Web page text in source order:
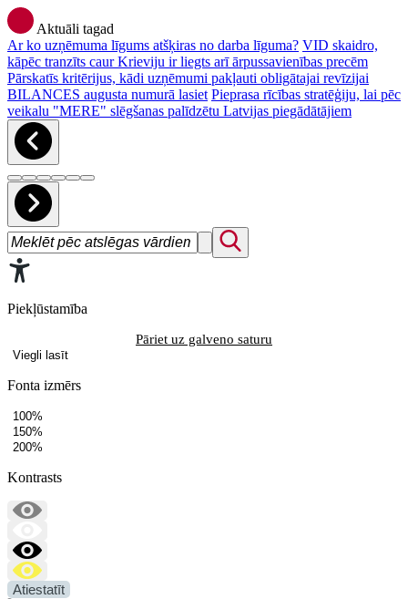
Aktuāli tagad
Ar ko uzņēmuma līgums atšķiras no darba līguma? VID skaidro,
kāpēc tranzīts caur Krieviju ir liegts arī ārpussavienības precēm
Pārskatīs kritērijus, kādi uzņēmumi pakļauti obligātajai revīzijai
BILANCES augusta numurā lasiet Pieprasa rīcības stratēģiju, lai pēc
veikalu "MERE" slēgšanas palīdzētu Latvijas piegādātājiem
Piekļūstamība
Pāriet uz galveno saturu
Viegli lasīt
Fonta izmērs
100%
150%
200%
Kontrasts
Atiestatīt